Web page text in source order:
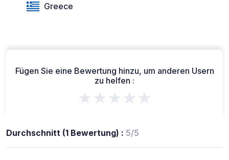
Greece
Fügen Sie eine Bewertung hinzu, um anderen Usern
zu helfen :
★★★★★
Durchschnitt (1 Bewertung) : 5/5